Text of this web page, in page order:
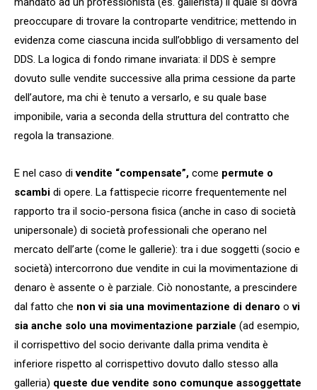
preoccupare di trovare la controparte venditrice; mettendo in
evidenza come ciascuna incida sull’obbligo di versamento del
DDS. La logica di fondo rimane invariata: il DDS è sempre
dovuto sulle vendite successive alla prima cessione da parte
dell’autore, ma chi è tenuto a versarlo, e su quale base
imponibile, varia a seconda della struttura del contratto che
regola la transazione.
E nel caso divendite “compensate”, come permute o
scambi di opere. La fattispecie ricorre frequentemente nel
rapporto tra il socio-persona fisica (anche in caso di società
unipersonale) di società professionali che operano nel
mercato dell’arte (come le gallerie): tra i due soggetti (socio e
società) intercorrono due vendite in cui la movimentazione di
denaro è assente o è parziale. Ciò nonostante, a prescindere
dal fatto che non vi sia una movimentazione di denaro ovi
sia anche solo una movimentazione parziale (ad esempio,
il corrispettivo del socio derivante dalla prima vendita è
inferiore rispetto al corrispettivo dovuto dallo stesso alla
galleria) queste due vendite sono comunque assoggettate